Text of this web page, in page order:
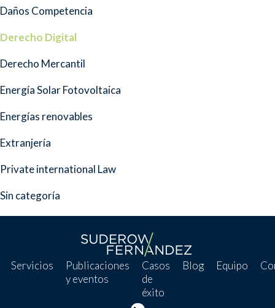
Daños Competencia
Derecho Digital
Derecho Mercantil
Energía Solar Fotovoltaica
Energías renovables
Extranjería
Private international Law
Sin categoría
Servicios
Publicaciones
y eventos
Casos
de
éxito
Blog Equipo